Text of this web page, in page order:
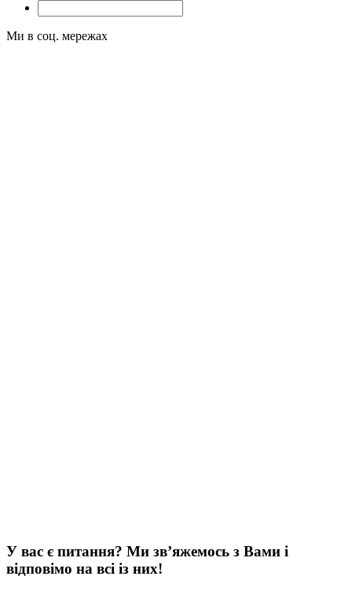
Ми в соц. мережах
У вас є питання? Ми зв’яжемось з Вами і
відповімо на всі із них!